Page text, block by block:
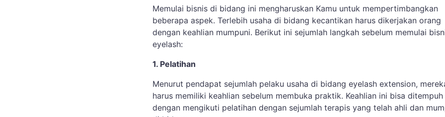
Memulai bisnis di bidang ini mengharuskan Kamu untuk mempertimbangkan
beberapa aspek. Terlebih usaha di bidang kecantikan harus dikerjakan orang
dengan keahlian mumpuni. Berikut ini sejumlah langkah sebelum memulai
eyelash:
1. Pelatihan
Menurut pendapat sejumlah pelaku usaha di bidang eyelash extension,
harus memiliki keahlian sebelum membuka praktik. Keahlian ini bisa ditempuh
dengan mengikuti pelatihan dengan sejumlah terapis yang telah ahli dan